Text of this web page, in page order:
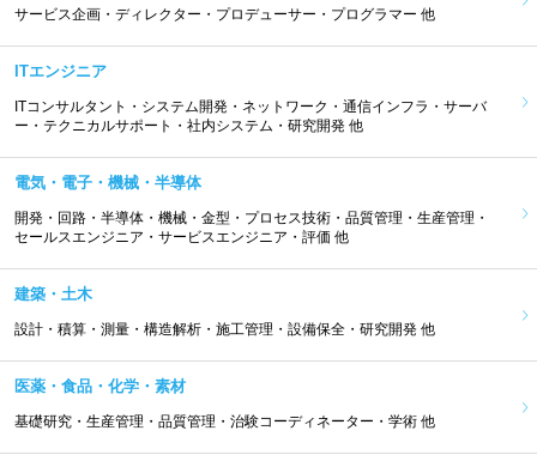
サービス企画・ディレクター・プロデューサー・プログラマー 他
ITエンジニア
ITコンサルタント・システム開発・ネットワーク・通信インフラ・サーバ
ー・テクニカルサポート・社内システム・研究開発 他
電気・電子・機械・半導体
開発・回路・半導体・機械・金型・プロセス技術・品質管理・生産管理・
セールスエンジニア・サービスエンジニア・評価 他
建築・土木
設計・積算・測量・構造解析・施工管理・設備保全・研究開発 他
医薬・食品・化学・素材
基礎研究・生産管理・品質管理・治験コーディネーター・学術 他